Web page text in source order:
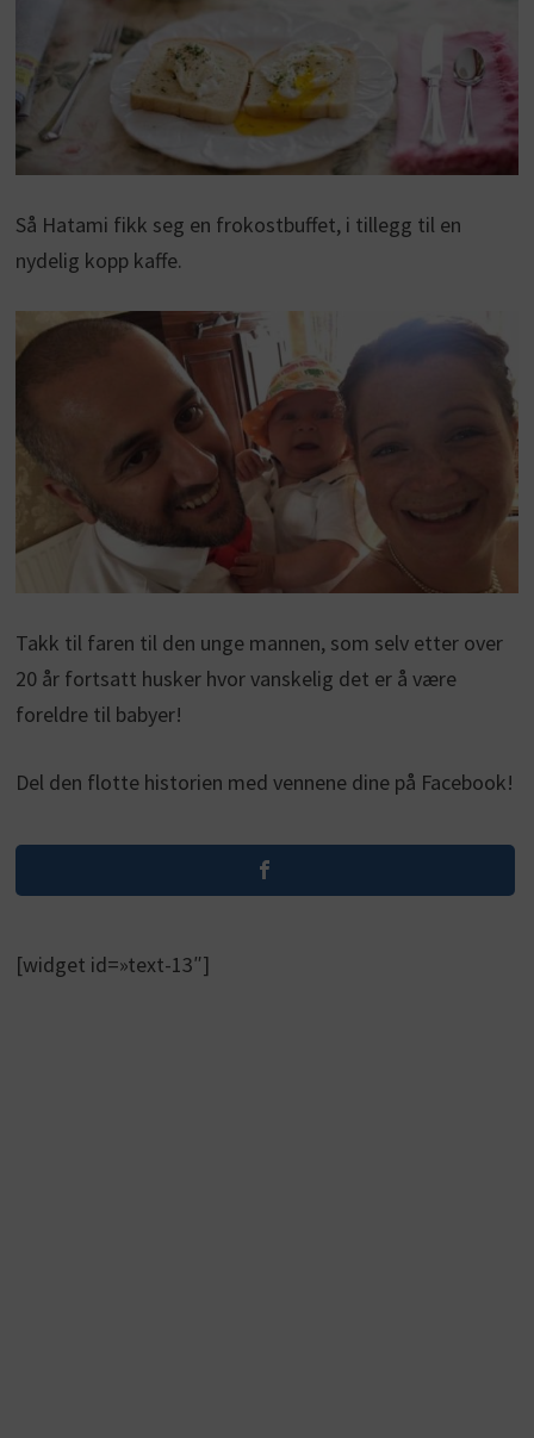
Så Hatami fikk seg en frokostbuffet, i tillegg til en
nydelig kopp kaffe.
Takk til faren til den unge mannen, som selv etter over
20 år fortsatt husker hvor vanskelig det er å være
foreldre til babyer!
Del den flotte historien med vennene dine på Facebook!
[widget id=»text-13″]